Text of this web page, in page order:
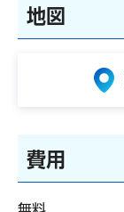
地図
費用
無料